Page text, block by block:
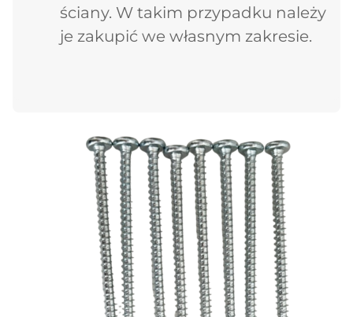
ściany. W takim przypadku należy
je zakupić we własnym zakresie.